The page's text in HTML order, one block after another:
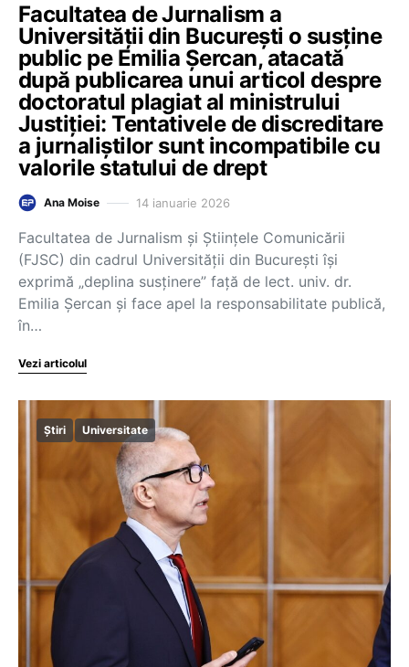
Facultatea de Jurnalism a
Universității din București o susține
public pe Emilia Șercan, atacată
după publicarea unui articol despre
doctoratul plagiat al ministrului
Justiției: Tentativele de discreditare
a jurnaliștilor sunt incompatibile cu
valorile statului de drept
Ana Moise 14 ianuarie 2026
Facultatea de Jurnalism și Științele Comunicării
(FJSC) din cadrul Universității din București își
exprimă „deplina susținere” față de lect. univ. dr.
Emilia Șercan și face apel la responsabilitate publică,
în…
Vezi articolul
Știri Universitate